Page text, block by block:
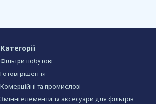
Категорії
Фільтри побутові
Готові рішення
Комерційні та промислові
Змінні елементи та аксесуари для фільтрів